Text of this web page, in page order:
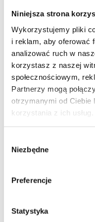
Niniejsza strona
Wykorzystujemy pliki
i reklam, aby oferować
analizować ruch w
korzystasz z naszej
społecznościowym,
Partnerzy mogą
otrzymanymi od Ciebie
korzystania z ich usług.
zgody
Niezbędne
Preferencje
Statystyka
Bright Junior Media
Sug. cena det. 69,90zł
Zaloguj się, aby
NAJCZĘŚCIEJ
Wyłączność